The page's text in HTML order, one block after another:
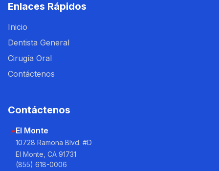
Enlaces Rápidos
Inicio
Dentista General
Cirugía Oral
Contáctenos
Contáctenos
📍El Monte
10728 Ramona Blvd. #D
El Monte, CA 91731
(855) 618-0006